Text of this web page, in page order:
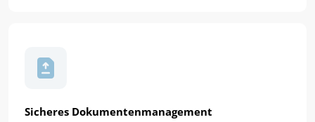
Sicheres Dokumentenmanagement